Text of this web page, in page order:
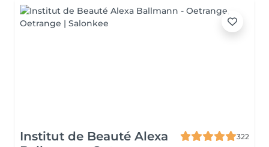
Institut de Beauté Alexa
322